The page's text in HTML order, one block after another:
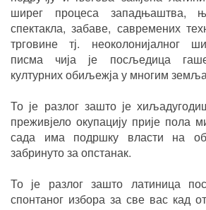
ширег процеса западњаштва,
спектакла, забаве, савремених
трговине тј. неоколонијалног
писма чија је посљедица
културних обиљежја у многим
То је разлог зашто је
преживјело окупацију прије пола
сада има подршку власти на
забринуто за опстанак.
То је разлог зашто латиница
спонтаног избора за све вас кад